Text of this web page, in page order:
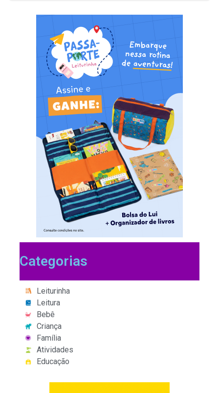
Categorias
Leiturinha
Leitura
Bebê
Criança
Família
Atividades
Educação